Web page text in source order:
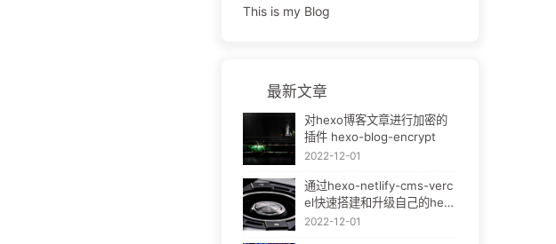
This is my Blog
最新文章
对hexo博客文章进行加密的
插件 hexo-blog-encrypt
2022-12-01
通过hexo-netlify-cms-verc
el快速搭建和升级自己的hexo
bok
2022-12-01